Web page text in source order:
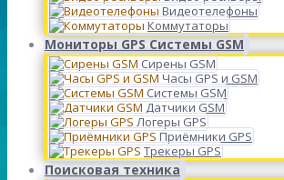
Видеотелефоны
Коммутаторы
Мониторы GPS Системы GSM
Сирены GSM
Часы GPS и GSM
Системы GSM
Датчики GSM
Логеры GPS
Приёмники GPS
Трекеры GPS
Поисковая техника